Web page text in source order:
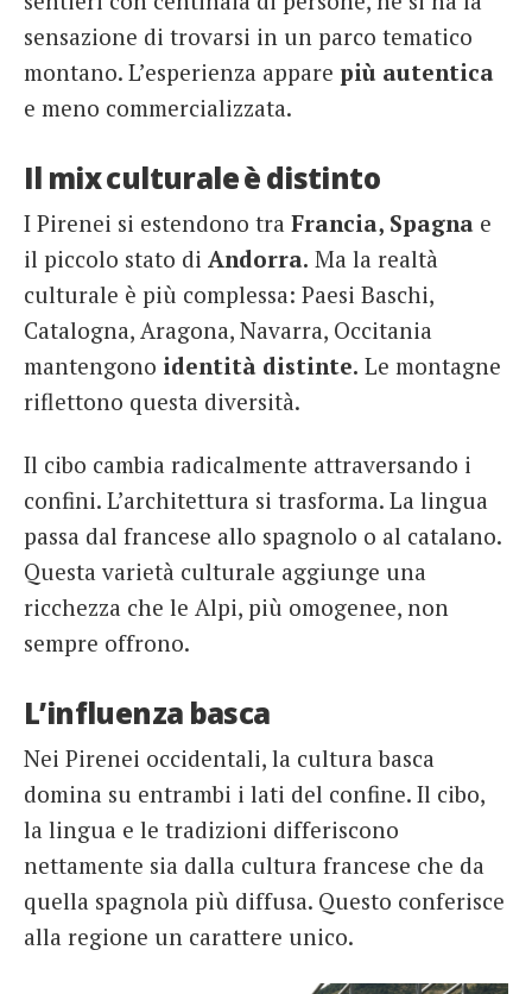
sensazione di trovarsi in un parco tematico
montano. L’esperienza appare più autentica
e meno commercializzata.
Il mix culturale è distinto
I Pirenei si estendono tra Francia, Spagna e
il piccolo stato di Andorra. Ma la realtà
culturale è più complessa: Paesi Baschi,
Catalogna, Aragona, Navarra, Occitania
mantengono identità distinte. Le montagne
riflettono questa diversità.
Il cibo cambia radicalmente attraversando i
confini. L’architettura si trasforma. La lingua
passa dal francese allo spagnolo o al catalano.
Questa varietà culturale aggiunge una
ricchezza che le Alpi, più omogenee, non
sempre offrono.
L’influenza basca
Nei Pirenei occidentali, la cultura basca
domina su entrambi i lati del confine. Il cibo,
la lingua e le tradizioni differiscono
nettamente sia dalla cultura francese che da
quella spagnola più diffusa. Questo conferisce
alla regione un carattere unico.